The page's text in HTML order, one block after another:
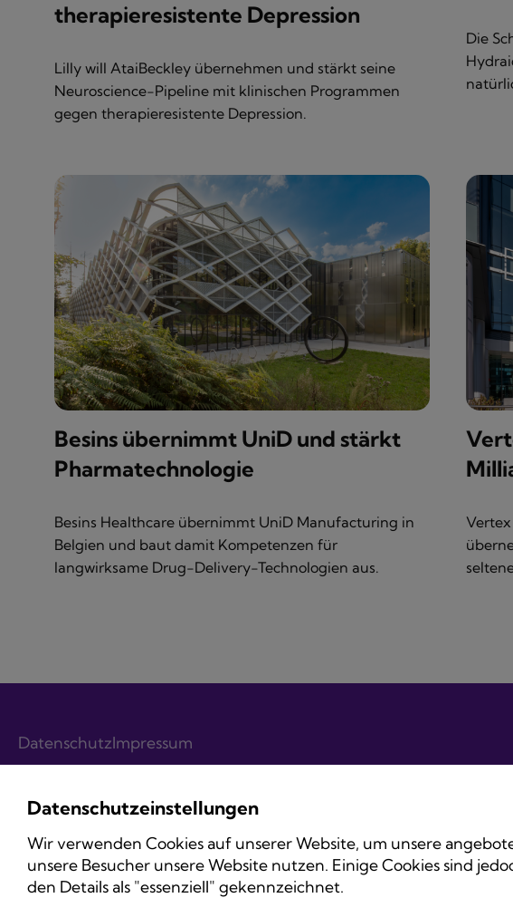
therapieresistente Depression
Lilly will AtaiBeckley übernehmen und stärkt seine
Neuroscience-Pipeline mit klinischen Programmen
gegen therapieresistente Depression.
Die
Besins übernimmt UniD und stärkt
Pharmatechnologie
Besins Healthcare übernimmt UniD Manufacturing in
Belgien und baut damit Kompetenzen für
langwirksame Drug-Delivery-Technologien aus.
DatenschutzImpressum
Datenschutzeinstellungen
Wir verwenden Cookies auf unserer Website, um unsere
unsere Besucher unsere Website nutzen. Einige Cookies sind
den Details als "essenziell" gekennzeichnet.